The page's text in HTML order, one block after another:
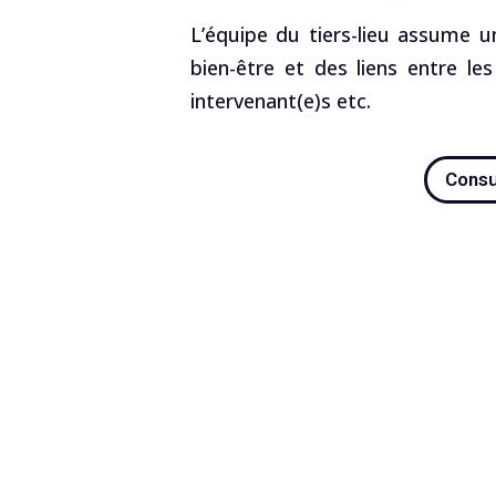
L’équipe du tiers-lieu assume
bien-être et des liens entre
intervenant(e)s etc.